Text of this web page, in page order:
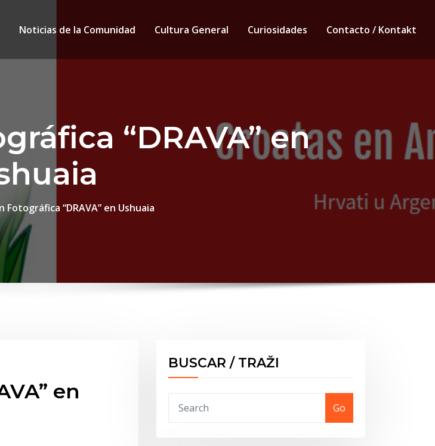
Noticias de la Comunidad Cultura General Curiosidades Contacto / Kontakt
“DRAVA” en
Fotográfica “DRAVA” en Ushuaia
en
BUSCAR / TRAŽI
Go